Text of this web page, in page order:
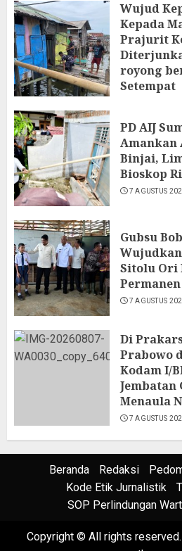
Wujud
Kepada
Prajurit
royong
Setempat
PD AIJ
Amankan
Binjai,
Bioskop
7 AGUSTUS
Gubsu
Sitolu Ori
Permanen
7 AGUSTUS
Di
Prabowo
Kodam I/
Jembatan
Menaula
7 AGUSTUS
Beranda Redaksi
Kode Etik Jurnalistik
SOP Perlindungan
Copyright © All rights reserved.